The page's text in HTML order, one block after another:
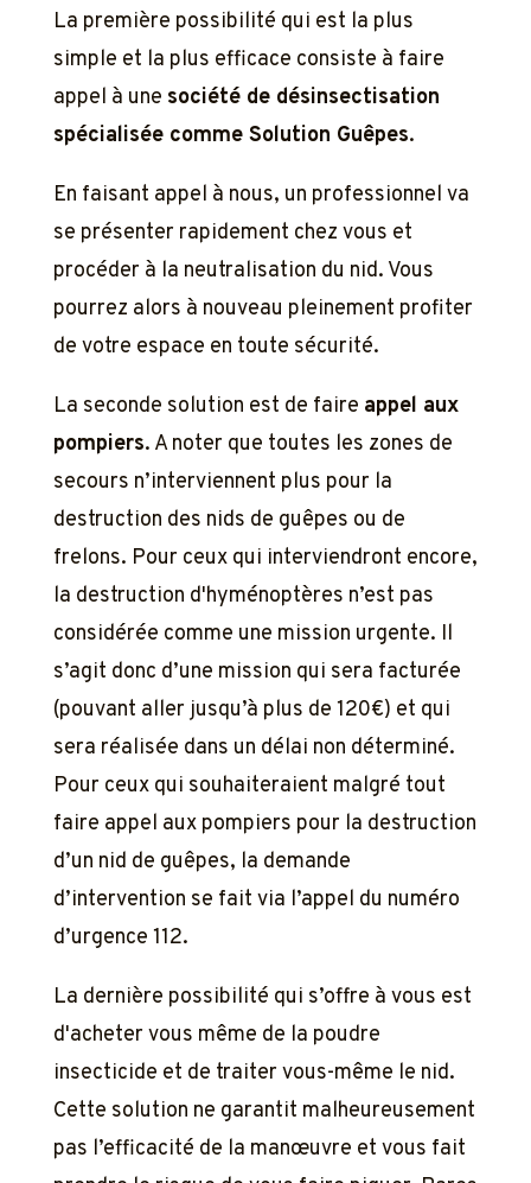
La première possibilité qui est la plus
simple et la plus efficace consiste à faire
appel à une société de désinsectisation
spécialisée comme Solution Guêpes.
En faisant appel à nous, un professionnel va
se présenter rapidement chez vous et
procéder à la neutralisation du nid. Vous
pourrez alors à nouveau pleinement profiter
de votre espace en toute sécurité.
La seconde solution est de faire appel aux
pompiers. A noter que toutes les zones de
secours n’interviennent plus pour la
destruction des nids de guêpes ou de
frelons. Pour ceux qui interviendront encore,
la destruction d'hyménoptères n’est pas
considérée comme une mission urgente. Il
s’agit donc d’une mission qui sera facturée
(pouvant aller jusqu’à plus de 120€) et qui
sera réalisée dans un délai non déterminé.
Pour ceux qui souhaiteraient malgré tout
faire appel aux pompiers pour la destruction
d’un nid de guêpes, la demande
d’intervention se fait via l’appel du numéro
d’urgence 112.
La dernière possibilité qui s’offre à vous est
d'acheter vous même de la poudre
insecticide et de traiter vous-même le nid.
Cette solution ne garantit malheureusement
pas l’efficacité de la manœuvre et vous fait